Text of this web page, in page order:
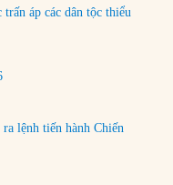
áp các dân tộc thiểu
lệnh tiến hành Chiến